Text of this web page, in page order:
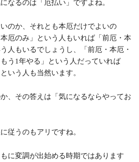
年なのでしょうか
本厄の前の年にあたります。
悪い年」と言われていますが、一方で
にのみ来るものだから、まったくもっ
解釈する人もいます。
年、ということで少しずつ、心身に変
す。
るかも」「これがダメかも」と、思い
振り返って考えるのに良い年と言える